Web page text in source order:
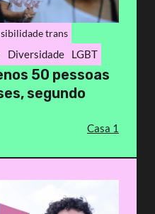
trans
Diversidade LGBT
50 pessoas
segundo
Casa 1